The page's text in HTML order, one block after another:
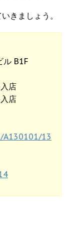
きましょう。
ル B1F
店
店
13